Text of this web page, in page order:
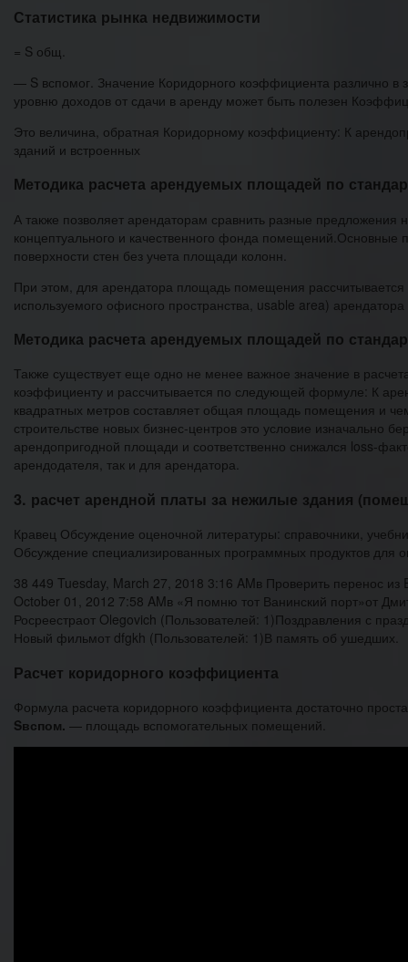
Статистика рынка недвижимости
= S общ.
— S вспомог. Значение Коридорного коэффициента различно в
уровню доходов от сдачи в аренду может быть полезен
Это величина, обратная Коридорному коэффициенту: К
зданий и встроенных
Методика расчета арендуемых площадей по
А также позволяет арендаторам сравнить разные предложения
концептуального и качественного фонда
поверхности стен без учета площади колонн.
При этом, для арендатора площадь помещения
используемого офисного пространства, usable area)
Методика расчета арендуемых площадей по
Также существует еще одно не менее важное значение в
коэффициенту и рассчитывается по следующей формуле: К
квадратных метров составляет общая площадь помещения и
строительстве новых бизнес-центров это условие изначально
арендопригодной площади и соответственно снижался loss-
арендодателя, так и для арендатора.
3. расчет арендной платы за нежилые здания
Кравец Обсуждение оценочной литературы: справочники,
Обсуждение специализированных программных продуктов
38 449 Tuesday, March 27, 2018 3:16 AMв Проверить перенос
October 01, 2012 7:58 AMв «Я помню тот Ванинский порт»от
Росреестраот Olegovich (Пользователей: 1)Поздравления с
Новый фильмот dfgkh (Пользователей: 1)В память об ушедших.
Расчет коридорного коэффициента
Формула расчета коридорного коэффициента достаточно
Sвспом. — площадь вспомогательных помещений.